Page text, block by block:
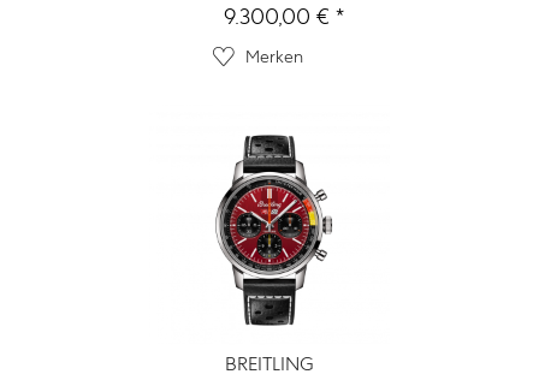
9.300,00 € *
Merken
BREITLING